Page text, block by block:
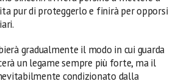
pur di proteggerlo e finirà per opporsi
gradualmente il modo in cui guarda
un legame sempre più forte, ma il
condizionato dalla